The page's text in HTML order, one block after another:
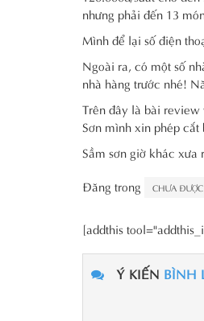
nhưng phải đến 13
Mình để lại số điện
Ngoài ra, có một số
nhà hàng trước nhé!
Trên đây là bài
Sơn mình xin phép cắt
Sầm sơn giờ khác
Đăng trong
CHƯA
[addthis
Ý KIẾN BÌNH